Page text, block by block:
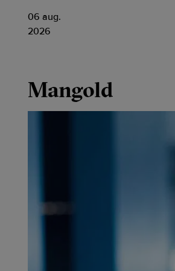
06 aug.
2026
Mangold